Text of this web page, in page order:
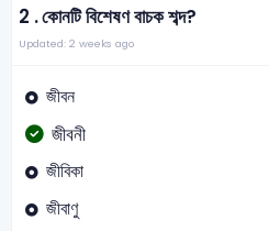
2 .কোনটি বিশেষণ বাচক শব্দ?
Updated: 2 weeks ago
জীবন
জীবনী
জীবিকা
জীবাণু